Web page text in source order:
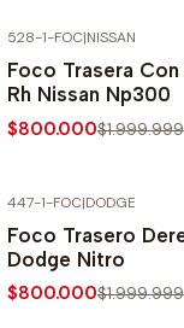
528-1-FOC|NISSAN
Foco Trasera Con
Rh Nissan Np300
$800.000$1.999.999
447-1-FOC|DODGE
Foco Trasero
Dodge Nitro
$800.000$1.999.999